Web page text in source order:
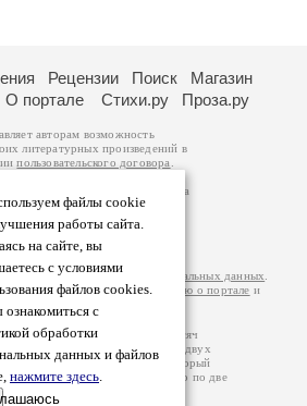
файлы cookie
работы сайта.
на сайте, вы
с условиями
файлов cookies.
с
обработки
данных и файлов
нажмите здесь.
Рецензии Поиск
Магазин
О портале Стихи.ру Проза.ру
авторам возможность
литературных произведений в
пользовательского договора
принадлежат авторам
произведений возможна
к которому вы можете
странице. Ответственность за
несут самостоятельно на
изаконодательства
Политики обработки персональных данных
более подробнуюинформацию о портале и
Стихи.ру – порядка 200 тысяч
сумме просматривают более двух
счетчика посещаемости, который
текста. В каждой графе указано по две
и количество посетителей.